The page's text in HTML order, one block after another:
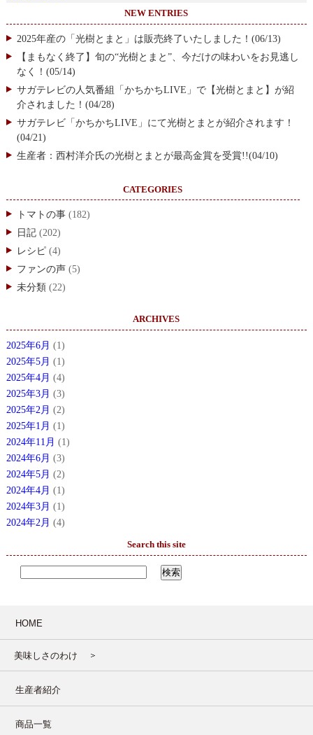
NEW ENTRIES
2025年産の「光樹とまと」は販売終了いたしました！(06/13)
【まもなく終了】旬の“光樹とまと”、今だけの味わいをお見逃し
なく！(05/14)
サガテレビの人気番組「かちかちLIVE」で【光樹とまと】が紹
介されました！(04/28)
サガテレビ「かちかちLIVE」にて光樹とまとが紹介されます！
(04/21)
生産者：西村洋介氏の光樹とまとが最高金賞を受賞!!(04/10)
CATEGORIES
トマトの事(182)
日記(202)
レシピ(4)
ファンの声(5)
未分類 (22)
ARCHIVES
2025年6月 (1)
2025年5月 (1)
2025年4月 (4)
2025年3月 (3)
2025年2月 (2)
2025年1月 (1)
2024年11月 (1)
2024年6月 (3)
2024年5月 (2)
2024年4月 (1)
2024年3月 (1)
2024年2月 (4)
Search this site
HOME
美味しさのわけ
生産者紹介
商品一覧